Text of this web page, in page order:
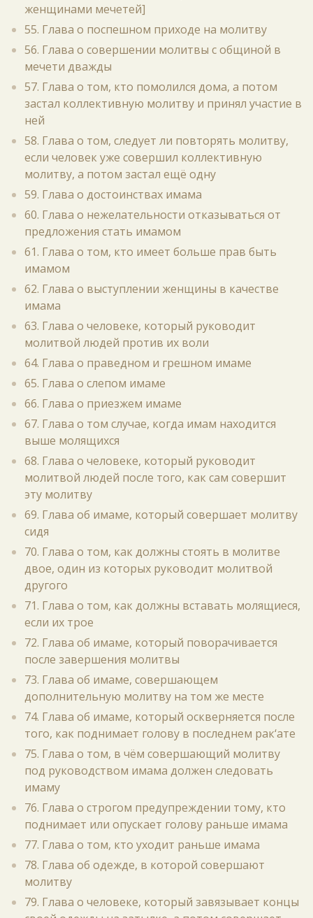
женщинами мечетей]
55. Глава о поспешном приходе на молитву
56. Глава о совершении молитвы с общиной в
мечети дважды
57. Глава о том, кто помолился дома, а потом
застал коллективную молитву и принял участие в
ней
58. Глава о том, следует ли повторять молитву,
если человек уже совершил коллективную
молитву, а потом застал ещё одну
59. Глава о достоинствах имама
60. Глава о нежелательности отказываться от
предложения стать имамом
61. Глава о том, кто имеет больше прав быть
имамом
62. Глава о выступлении женщины в качестве
имама
63. Глава о человеке, который руководит
молитвой людей против их воли
64. Глава о праведном и грешном имаме
65. Глава о слепом имаме
66. Глава о приезжем имаме
67. Глава о том случае, когда имам находится
выше молящихся
68. Глава о человеке, который руководит
молитвой людей после того, как сам совершит
эту молитву
69. Глава об имаме, который совершает молитву
сидя
70. Глава о том, как должны стоять в молитве
двое, один из которых руководит молитвой
другого
71. Глава о том, как должны вставать молящиеся,
если их трое
72. Глава об имаме, который поворачивается
после завершения молитвы
73. Глава об имаме, совершающем
дополнительную молитву на том же месте
74. Глава об имаме, который оскверняется после
того, как поднимает голову в последнем рак‘ате
75. Глава о том, в чём совершающий молитву
под руководством имама должен следовать
имаму
76. Глава о строгом предупреждении тому, кто
поднимает или опускает голову раньше имама
77. Глава о том, кто уходит раньше имама
78. Глава об одежде, в которой совершают
молитву
79. Глава о человеке, который завязывает концы